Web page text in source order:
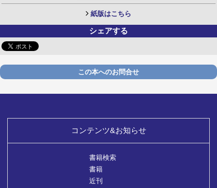
紙版はこちら
シェアする
この本へのお問合せ
コンテンツ&お知らせ
書籍検索
書籍
近刊